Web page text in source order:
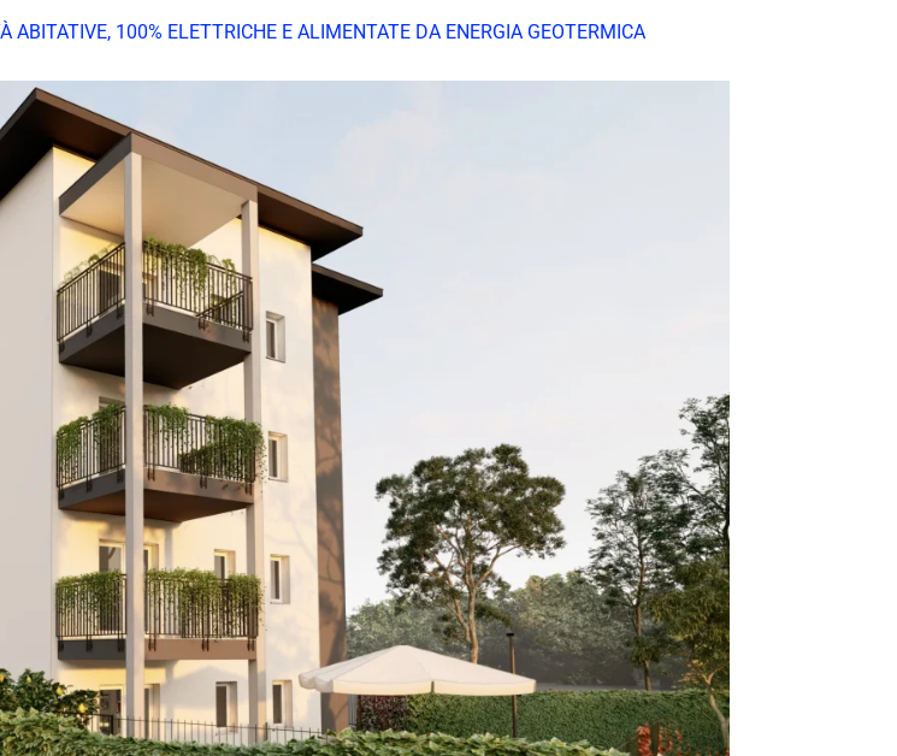
ABITATIVE, 100% ELETTRICHE E ALIMENTATE DA ENERGIA GEOTERMICA